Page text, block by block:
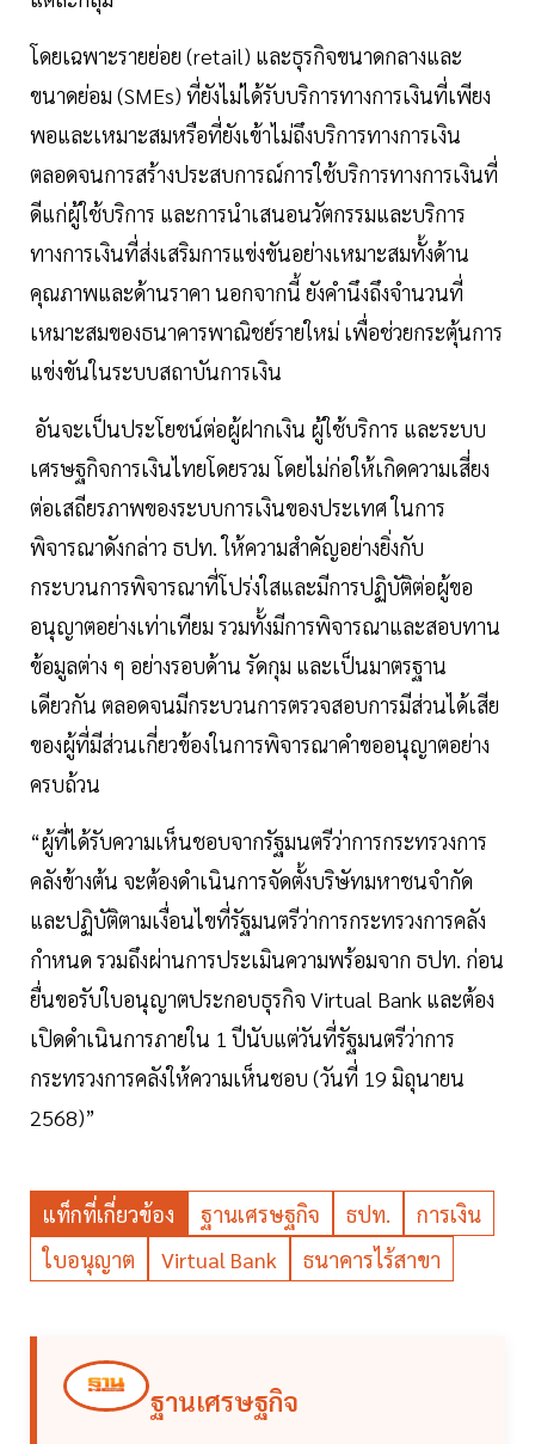
โดยเฉพาะรายย่อย (retail) และธุรกิจขนาดกลางและ
ขนาดย่อม (SMEs) ที่ยังไม่ได้รับบริการทางการเงินที่เพียง
พอและเหมาะสมหรือที่ยังเข้าไม่ถึงบริการทางการเงิน
ตลอดจนการสร้างประสบการณ์การใช้บริการทางการเงินที่
ดีแก่ผู้ใช้บริการ และการนำเสนอนวัตกรรมและบริการ
ทางการเงินที่ส่งเสริมการแข่งขันอย่างเหมาะสมทั้งด้าน
คุณภาพและด้านราคา นอกจากนี้ ยังคำนึงถึงจำนวนที่
เหมาะสมของธนาคารพาณิชย์รายใหม่ เพื่อช่วยกระตุ้นการ
แข่งขันในระบบสถาบันการเงิน
อันจะเป็นประโยชน์ต่อผู้ฝากเงิน ผู้ใช้บริการ และระบบ
เศรษฐกิจการเงินไทยโดยรวม โดยไม่ก่อให้เกิดความเสี่ยง
ต่อเสถียรภาพของระบบการเงินของประเทศ ในการ
พิจารณาดังกล่าว ธปท. ให้ความสำคัญอย่างยิ่งกับ
กระบวนการพิจารณาที่โปร่งใสและมีการปฏิบัติต่อผู้ขอ
อนุญาตอย่างเท่าเทียม รวมทั้งมีการพิจารณาและสอบทาน
ข้อมูลต่าง ๆ อย่างรอบด้าน รัดกุม และเป็นมาตรฐาน
เดียวกัน ตลอดจนมีกระบวนการตรวจสอบการมีส่วนได้เสีย
ของผู้ที่มีส่วนเกี่ยวข้องในการพิจารณาคำขออนุญาตอย่าง
ครบถ้วน
“ผู้ที่ได้รับความเห็นชอบจากรัฐมนตรีว่าการกระทรวงการ
คลังข้างต้น จะต้องดำเนินการจัดตั้งบริษัทมหาชนจำกัด
และปฏิบัติตามเงื่อนไขที่รัฐมนตรีว่าการกระทรวงการคลัง
กำหนด รวมถึงผ่านการประเมินความพร้อมจาก ธปท. ก่อน
ยื่นขอรับใบอนุญาตประกอบธุรกิจ Virtual Bank และต้อง
เปิดดำเนินการภายใน 1 ปีนับแต่วันที่รัฐมนตรีว่าการ
กระทรวงการคลังให้ความเห็นชอบ (วันที่ 19 มิถุนายน
2568)”
แท็กที่เกี่ยวข้อง ฐานเศรษฐกิจ ธปท.
การเงิน
ใบอนุญาต
Virtual Bank ธนาคารไร้สาขา
ฐานเศรษฐกิจ